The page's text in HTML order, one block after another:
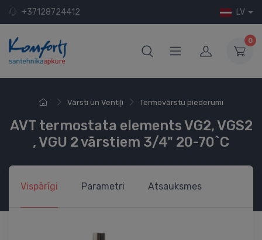
+37128724412 LV
0
Vārsti un Ventiļi Termovārstu piederumi
AVT termostata elements VG2, VGS2
, VGU 2 vārstiem 3/4" 20-70`C
Vispārīgi Parametri Atsauksmes